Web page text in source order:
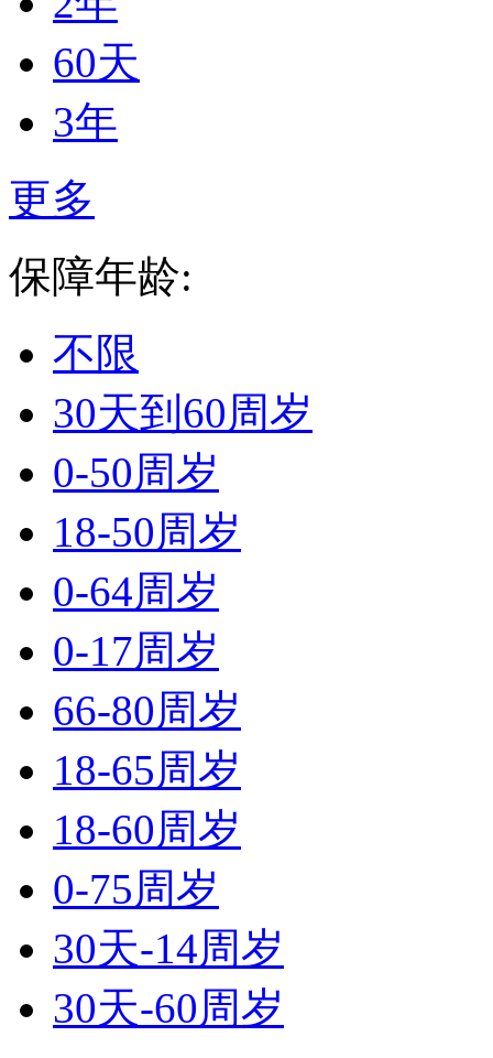
60天
3年
更多
保障年龄:
不限
30天到60周岁
0-50周岁
18-50周岁
0-64周岁
0-17周岁
66-80周岁
18-65周岁
18-60周岁
0-75周岁
30天-14周岁
30天-60周岁